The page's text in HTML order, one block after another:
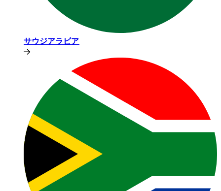
サウジアラビア​​